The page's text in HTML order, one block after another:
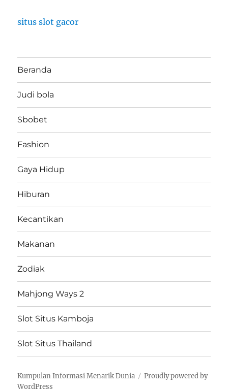
situs slot gacor
Beranda
Judi bola
Sbobet
Fashion
Gaya Hidup
Hiburan
Kecantikan
Makanan
Zodiak
Mahjong Ways 2
Slot Situs Kamboja
Slot Situs Thailand
Kumpulan Informasi Menarik Dunia
Proudly powered by
WordPress